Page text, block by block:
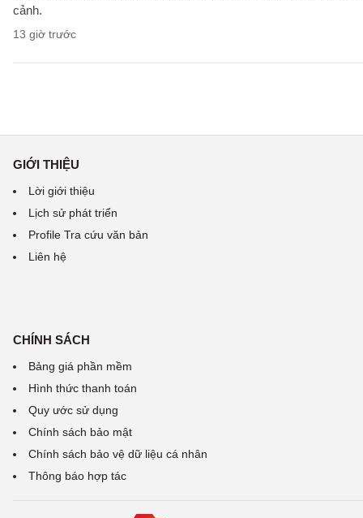
cảnh.
13 giờ trước
GIỚI THIỆU
Lời giới thiệu
Lịch sử phát triển
Profile Tra cứu văn bản
Liên hệ
CHÍNH SÁCH
Bảng giá phần mềm
Hình thức thanh toán
Quy ước sử dụng
Chính sách bảo mật
Chính sách bảo vệ dữ liệu cá nhân
Thông báo hợp tác